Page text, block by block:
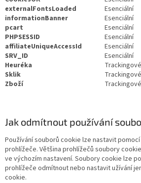
externalFontsLoaded
Esenciální
informationBanner
Esenciální
pcart
Esenciální
PHPSESSID
Esenciální
affiliateUniqueAccessId
Esenciální
SRV_ID
Esenciální
Heuréka
Sklik
Zboží
Jak odmítnout používání
Používání souborů cookie lze nastavit
prohlížeče. Většina prohlížečů soubory
ve výchozím nastavení. Soubory cookie lze
prohlížeče odmítnout nebo nastavit užívání
cookie.